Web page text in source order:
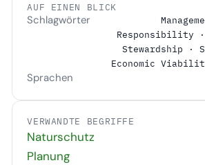
AUF EINEN BLICK
Schlagwörter
Responsibility
Stewardship ·
Economic
Sprachen
VERWANDTE BEGRIFFE
Naturschutz
Planung